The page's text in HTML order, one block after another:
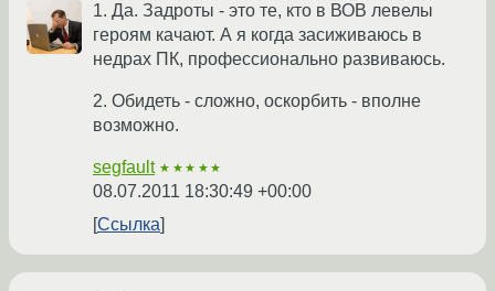
1. Да. Задроты - это те, кто в ВОВ левелы
героям качают. А я когда засиживаюсь в
недрах ПК, профессионально развиваюсь.
2. Обидеть - сложно, оскорбить - вполне
возможно.
segfault ★★★★★
08.07.2011 18:30:49 +00:00
Ссылка